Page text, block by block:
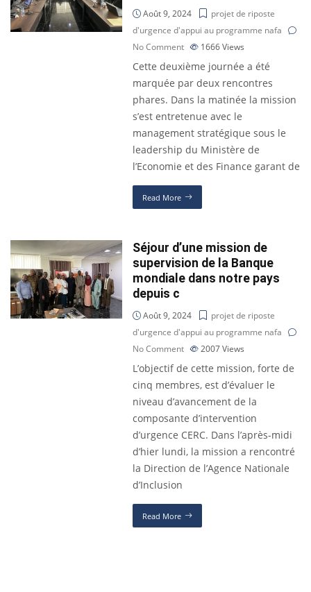
Août 9, 2024
projet de riposte
d'urgence d'appui au programme nafa
No Comment
1666Views
Cette deuxième journée a été
marquée par deux rencontres
phares. Dans la matinée la mission
s’est entretenue avec le
management stratégique sous le
leadership du Ministère de
l’Economie et des Finance garant de
Read More
Séjour d’une mission de
supervision de la Banque
mondiale dans notre pays
depuis c
Août 9, 2024
projet de riposte
d'urgence d'appui au programme nafa
No Comment
2007Views
L’objectif de cette mission, forte de
cinq membres, est d’évaluer le
niveau d’avancement de la
composante d’intervention
d’urgence CERC. Dans l’après-midi
d’hier lundi, la mission a rencontré
la Direction de l’Agence Nationale
d’Inclusion
Read More